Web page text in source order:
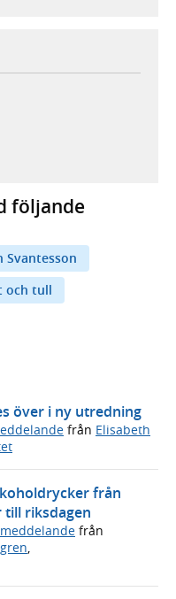
extern webbplats,
webbplats,
följande
Svantesson
och tull
över i ny utredning
från Elisabeth
från
riksdagen
från
,